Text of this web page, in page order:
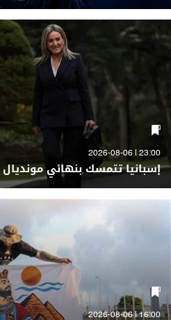
23:00 | 2026-08-06
إسبانيا تتمسك بنهائي مونديال 2030
16:00 | 2026-08-06